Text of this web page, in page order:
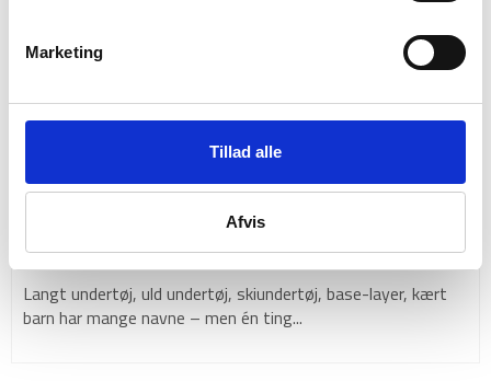
Marketing
Tillad alle
Afvis
Merino uld – 5 grunde til hvorfor du skal vælge
merino uld
Langt undertøj, uld undertøj, skiundertøj, base-layer, kært
barn har mange navne – men én ting...